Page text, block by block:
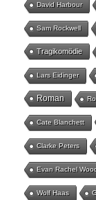
David Harbour
Sam Rockwell
Tragikomödie
Lars Eidinger
Roman
Cate Blanchett
Clarke Peters
Evan Rachel
Wolf Haas